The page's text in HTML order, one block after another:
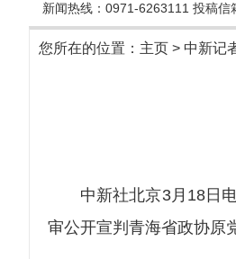
新闻热线：0971-6263111 投稿信
您所在的位置： 主页 > 中新记
中新社北京3月18日电
审公开宣判青海省政协原